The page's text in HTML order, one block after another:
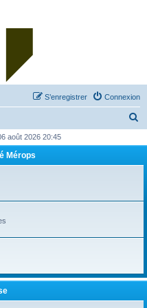
Connexion
S’enregistrer
h
r
août 2026 20:45
Mérops